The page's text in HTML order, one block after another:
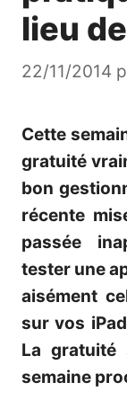
lieu
22/11/2014
Cette
gratuité
bon
récente
passée
tester une
aisément
sur vos
La gratuité
semaine